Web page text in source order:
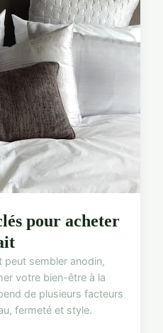
pour acheter
peut sembler anodin,
votre bien-être à la
de plusieurs facteurs
fermeté et style.